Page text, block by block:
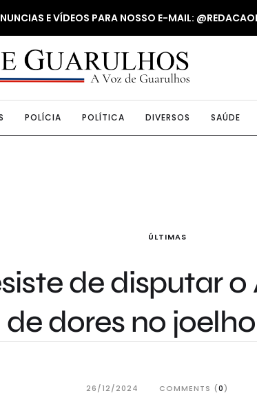
E VÍDEOS PARA NOSSO E-MAIL:
POLÍCIA POLÍTICA DIVERSOS SAÚDE
ÚLTIMAS
de disputar
dores no
26/12/2024 COMMENTS (0)